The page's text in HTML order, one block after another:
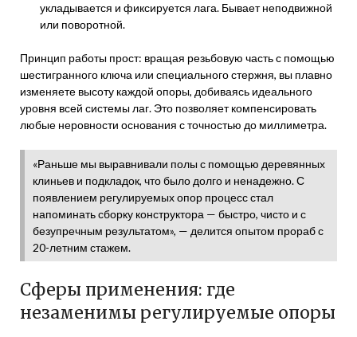
укладывается и фиксируется лага. Бывает неподвижной
или поворотной.
Принцип работы прост: вращая резьбовую часть с помощью
шестигранного ключа или специального стержня, вы плавно
изменяете высоту каждой опоры, добиваясь идеального
уровня всей системы лаг. Это позволяет компенсировать
любые неровности основания с точностью до миллиметра.
«Раньше мы выравнивали полы с помощью деревянных
клиньев и подкладок, что было долго и ненадежно. С
появлением регулируемых опор процесс стал
напоминать сборку конструктора — быстро, чисто и с
безупречным результатом», — делится опытом прораб с
20-летним стажем.
Сферы применения: где
незаменимы регулируемые опоры